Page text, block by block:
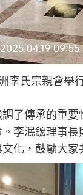
李氏宗親會舉
了傳承的重
李泯鋐理事
化，鼓勵大家